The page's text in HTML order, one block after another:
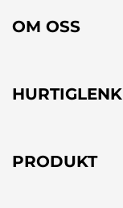
OM OSS
HURTIGLENK
PRODUKT